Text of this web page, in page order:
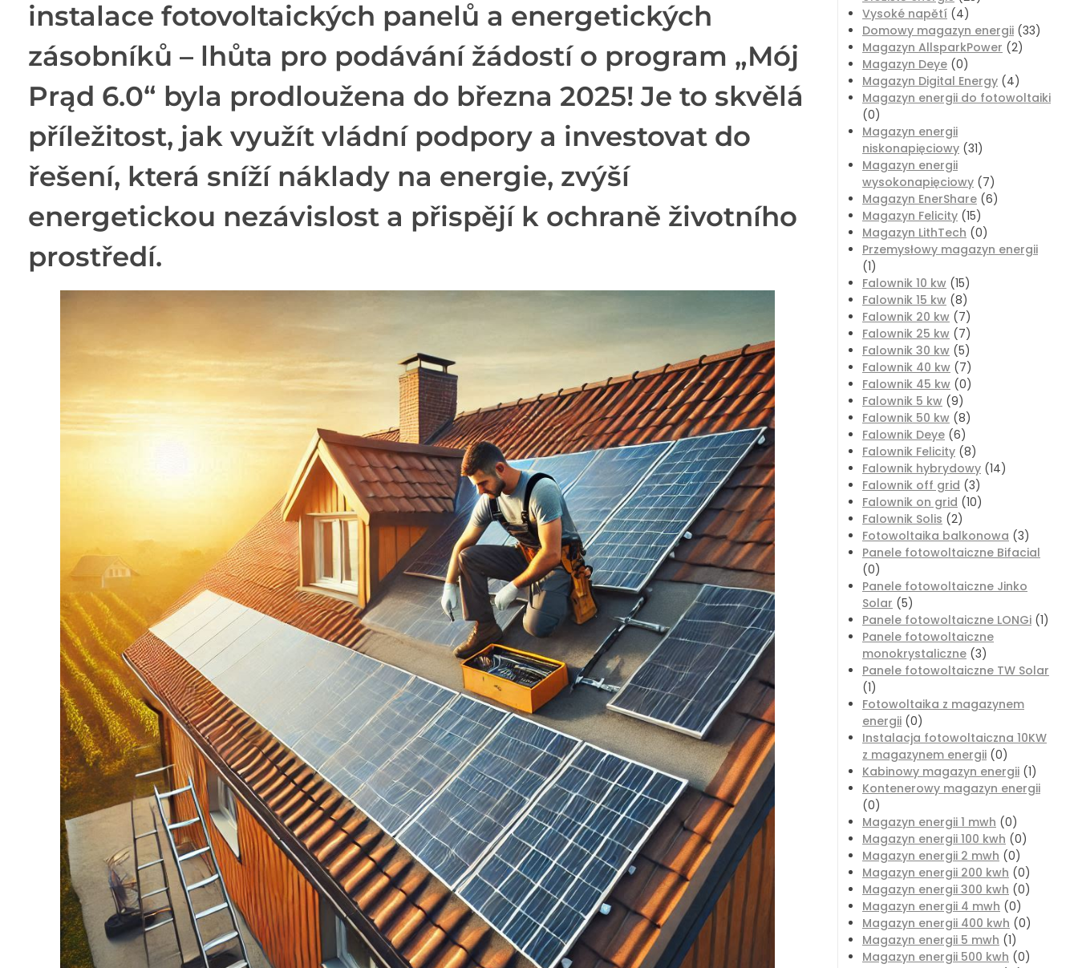
instalace fotovoltaických panelů a energetických
zásobníků – lhůta pro podávání žádostí o program „Mój
Prąd 6.0“ byla prodloužena do března 2025! Je to skvělá
příležitost, jak využít vládní podpory a investovat do
řešení, která sníží náklady na energie, zvýší
energetickou nezávislost a přispějí k ochraně životního
prostředí.
Vysoké napětí (4)
Domowy magazyn energii (33)
Magazyn AllsparkPower (2)
Magazyn Deye (0)
Magazyn Digital Energy (4)
Magazyn energii do fotowoltaiki
(0)
Magazyn energii
niskonapięciowy (31)
Magazyn energii
wysokonapięciowy (7)
Magazyn EnerShare (6)
Magazyn Felicity (15)
Magazyn LithTech (0)
Przemysłowy magazyn energii
(1)
Falownik 10 kw (15)
Falownik 15 kw (8)
Falownik 20 kw (7)
Falownik 25 kw (7)
Falownik 30 kw (5)
Falownik 40 kw (7)
Falownik 45 kw (0)
Falownik 5 kw (9)
Falownik 50 kw (8)
Falownik Deye (6)
Falownik Felicity (8)
Falownik hybrydowy (14)
Falownik off grid (3)
Falownik on grid (10)
Falownik Solis (2)
Fotowoltaika balkonowa (3)
Panele fotowoltaiczne Bifacial
(0)
Panele fotowoltaiczne Jinko
Solar (5)
Panele fotowoltaiczne LONGi (1)
Panele fotowoltaiczne
monokrystaliczne (3)
Panele fotowoltaiczne TW Solar
(1)
Fotowoltaika z magazynem
energii (0)
Instalacja fotowoltaiczna 10KW
z magazynem energii (0)
Kabinowy magazyn energii (1)
Kontenerowy magazyn energii
(0)
Magazyn energii 1 mwh (0)
Magazyn energii 100 kwh (0)
Magazyn energii 2 mwh (0)
Magazyn energii 200 kwh (0)
Magazyn energii 300 kwh (0)
Magazyn energii 4 mwh (0)
Magazyn energii 400 kwh (0)
Magazyn energii 5 mwh (1)
Magazyn energii 500 kwh (0)